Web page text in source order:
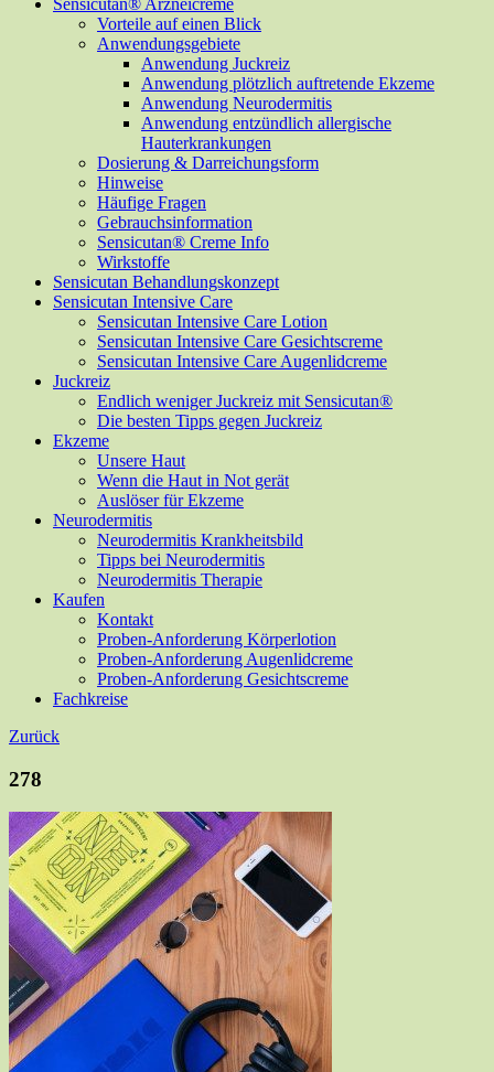
Sensicutan® Arzneicreme
Vorteile auf einen Blick
Anwendungsgebiete
Anwendung Juckreiz
Anwendung plötzlich auftretende Ekzeme
Anwendung Neurodermitis
Anwendung entzündlich allergische
Hauterkrankungen
Dosierung & Darreichungsform
Hinweise
Häufige Fragen
Gebrauchsinformation
Sensicutan® Creme Info
Wirkstoffe
Sensicutan Behandlungskonzept
Sensicutan Intensive Care
Sensicutan Intensive Care Lotion
Sensicutan Intensive Care Gesichtscreme
Sensicutan Intensive Care Augenlidcreme
Juckreiz
Endlich weniger Juckreiz mit Sensicutan®
Die besten Tipps gegen Juckreiz
Ekzeme
Unsere Haut
Wenn die Haut in Not gerät
Auslöser für Ekzeme
Neurodermitis
Neurodermitis Krankheitsbild
Tipps bei Neurodermitis
Neurodermitis Therapie
Kaufen
Kontakt
Proben-Anforderung Körperlotion
Proben-Anforderung Augenlidcreme
Proben-Anforderung Gesichtscreme
Fachkreise
Zurück
278